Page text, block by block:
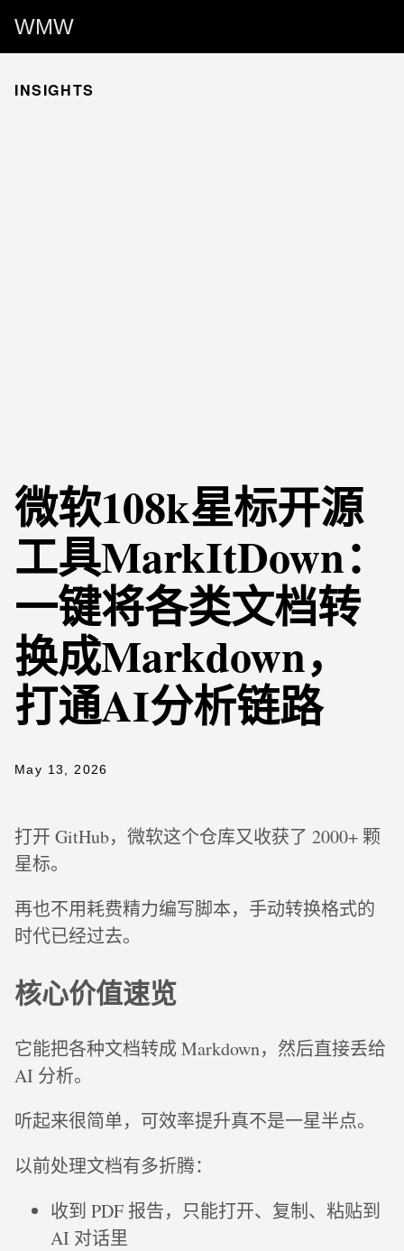
WMW
INSIGHTS
微软108k星标开源
工具MarkItDown：
一键将各类文档转
换成Markdown，
打通AI分析链路
May 13, 2026
打开 GitHub，微软这个仓库又收获了 2000+ 颗
星标。
再也不用耗费精力编写脚本，手动转换格式的
时代已经过去。
核心价值速览
它能把各种文档转成 Markdown，然后直接丢给
AI 分析。
听起来很简单，可效率提升真不是一星半点。
以前处理文档有多折腾：
收到 PDF 报告，只能打开、复制、粘贴到
AI 对话里